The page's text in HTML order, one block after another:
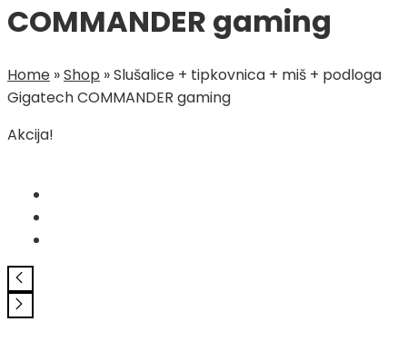
COMMANDER gaming
Home »Shop »Slušalice + tipkovnica + miš + podloga
Gigatech COMMANDER gaming
Akcija!